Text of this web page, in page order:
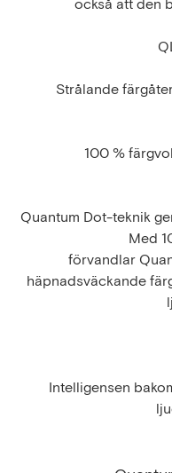
också att den
Strålande
100 %
Quantum Dot-teknik
Med
förvandlar
häpnadsväckande
Intelligensen